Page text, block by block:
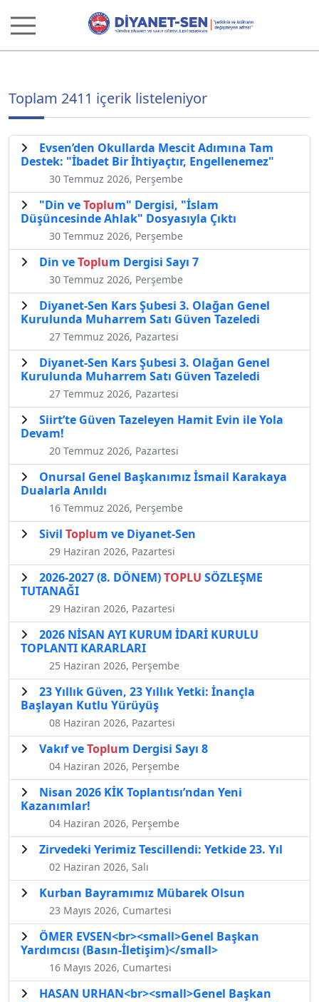
Toplam 2411 içerik listeleniyor
Evsen’den Okullarda Mescit Adımına Tam
Destek: "İbadet Bir İhtiyaçtır, Engellenemez"
30 Temmuz 2026, Perşembe
"Din veToplum" Dergisi, "İslam
Düşüncesinde Ahlak" Dosyasıyla Çıktı
30 Temmuz 2026, Perşembe
Din veToplum Dergisi Sayı 7
30 Temmuz 2026, Perşembe
Diyanet-Sen Kars Şubesi 3. Olağan Genel
Kurulunda Muharrem Satı Güven Tazeledi
27 Temmuz 2026, Pazartesi
Diyanet-Sen Kars Şubesi 3. Olağan Genel
Kurulunda Muharrem Satı Güven Tazeledi
27 Temmuz 2026, Pazartesi
Siirt’te Güven Tazeleyen Hamit Evin ile Yola
Devam!
20 Temmuz 2026, Pazartesi
Onursal Genel Başkanımız İsmail Karakaya
Dualarla Anıldı
16 Temmuz 2026, Perşembe
Sivil Toplum ve Diyanet-Sen
29 Haziran 2026, Pazartesi
2026-2027 (8. DÖNEM)TOPLU SÖZLEŞME
TUTANAĞI
29 Haziran 2026, Pazartesi
2026 NİSAN AYI KURUM İDARİ KURULU
TOPLANTI KARARLARI
25 Haziran 2026, Perşembe
23 Yıllık Güven, 23 Yıllık Yetki: İnançla
Başlayan Kutlu Yürüyüş
08 Haziran 2026, Pazartesi
Vakıf veToplum Dergisi Sayı 8
04 Haziran 2026, Perşembe
Nisan 2026 KİK Toplantısı’ndan Yeni
Kazanımlar!
04 Haziran 2026, Perşembe
Zirvedeki Yerimiz Tescillendi: Yetkide 23. Yıl
02 Haziran 2026, Salı
Kurban Bayramımız Mübarek Olsun
23 Mayıs 2026, Cumartesi
ÖMER EVSEN<br><small>Genel Başkan
Yardımcısı (Basın-İletişim)</small>
16 Mayıs 2026, Cumartesi
HASAN URHAN<br><small>Genel Başkan